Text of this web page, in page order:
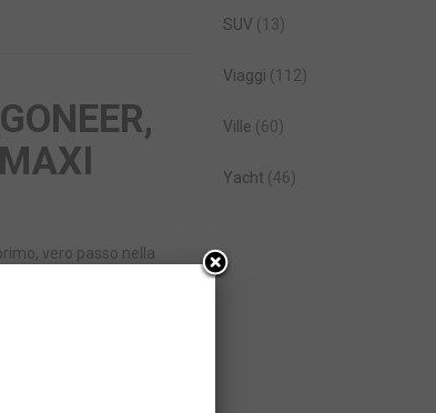
vero passo nella
SUV (13)
Viaggi (112)
Ville (60)
Yacht (46)